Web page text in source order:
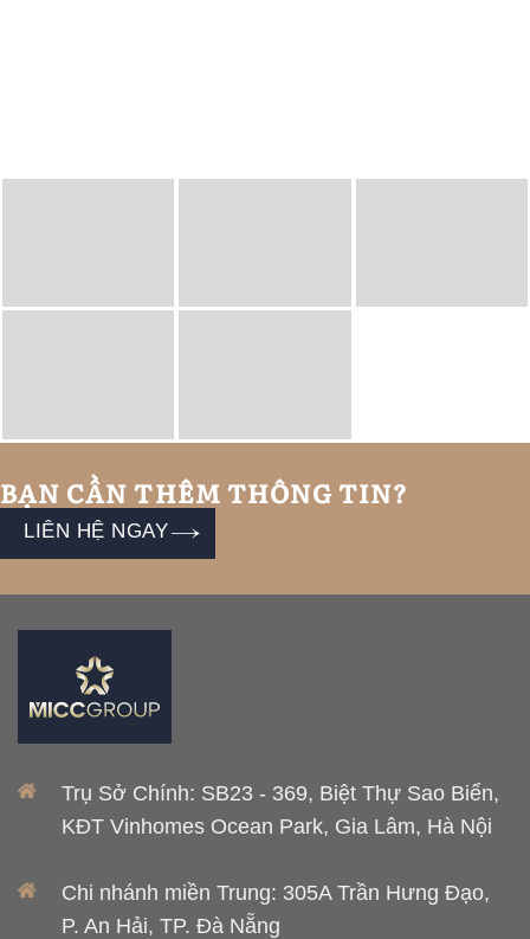
BẠN CẦN THÊM THÔNG TIN?
LIÊN HỆ NGAY
Trụ Sở Chính: SB23 - 369, Biệt Thự Sao Biển,
KĐT Vinhomes Ocean Park, Gia Lâm, Hà Nội
Chi nhánh miền Trung: 305A Trần Hưng Đạo,
P. An Hải, TP. Đà Nẵng